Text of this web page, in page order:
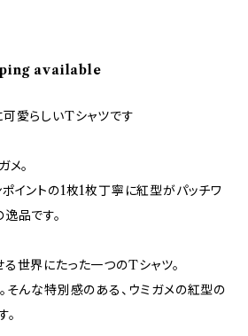
available
愛らしいTシャツです
メ。
イントの1枚1枚丁寧に紅型がパッチワ
品です。
世界にたった一つのTシャツ。
そんな特別感のある、ウミガメの紅型の